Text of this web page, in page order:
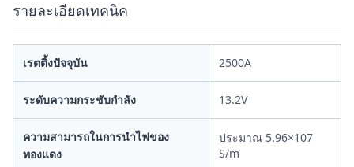
รายละเอียดเทคนิค
เรตติ้งปัจจุบัน 2500A
ระดับความกระชับกําลัง 13.2V
ความสามารถในการนําไฟของ
ทองแดง
ประมาณ 5.96×107
S/m